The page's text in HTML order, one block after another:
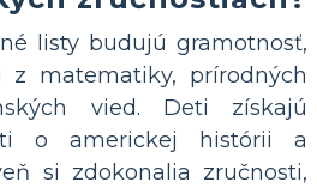
listy budujú gramotnosť,
z matematiky, prírodných
vied. Deti získajú
o americkej histórii a
si zdokonalia zručnosti,